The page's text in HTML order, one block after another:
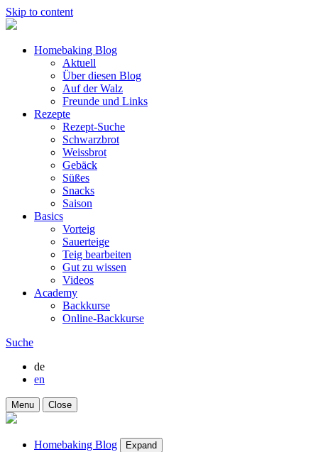
Skip to content
Homebaking Blog
Aktuell
Über diesen Blog
Auf der Walz
Freunde und Links
Rezepte
Rezept-Suche
Schwarzbrot
Weissbrot
Gebäck
Süßes
Snacks
Saison
Basics
Vorteig
Sauerteige
Teig bearbeiten
Gut zu wissen
Videos
Academy
Backkurse
Online-Backkurse
Suche
de
en
Menu Close
Homebaking Blog Expand